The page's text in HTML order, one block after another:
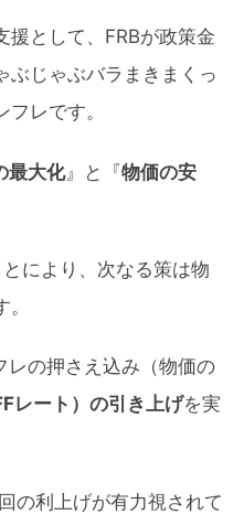
援として、FRBが政策金
ぶじゃぶバラまきまくっ
レです。
最大化』と『物価の安
により、次なる策は物
レの押さえ込み（物価の
レート）の引き上げを実
の利上げが有力視されて